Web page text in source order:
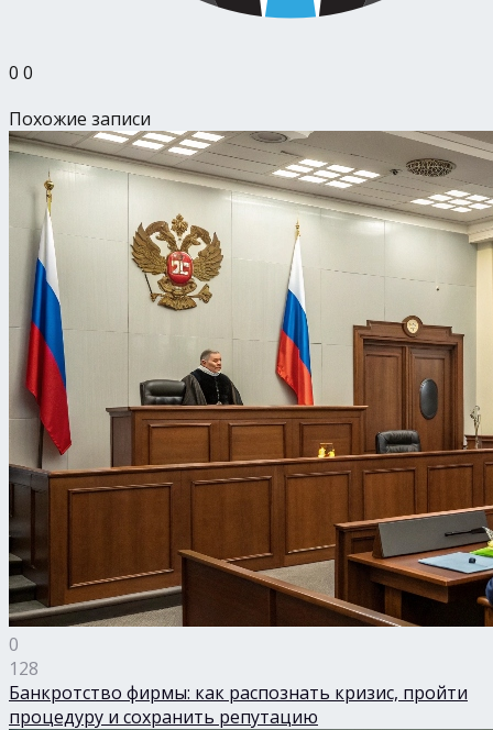
0 0
Похожие записи
0
128
Банкротство фирмы: как распознать кризис, пройти
процедуру и сохранить репутацию